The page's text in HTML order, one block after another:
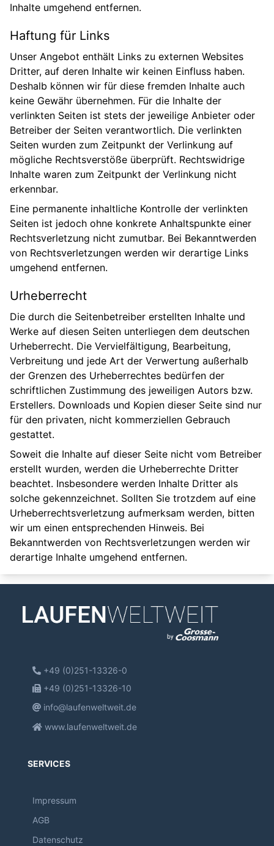
Inhalte umgehend entfernen.
Haftung für Links
Unser Angebot enthält Links zu externen Websites
Dritter, auf deren Inhalte wir keinen Einfluss haben.
Deshalb können wir für diese fremden Inhalte auch
keine Gewähr übernehmen. Für die Inhalte der
verlinkten Seiten ist stets der jeweilige Anbieter oder
Betreiber der Seiten verantwortlich. Die verlinkten
Seiten wurden zum Zeitpunkt der Verlinkung auf
mögliche Rechtsverstöße überprüft. Rechtswidrige
Inhalte waren zum Zeitpunkt der Verlinkung nicht
erkennbar.
Eine permanente inhaltliche Kontrolle der verlinkten
Seiten ist jedoch ohne konkrete Anhaltspunkte einer
Rechtsverletzung nicht zumutbar. Bei Bekanntwerden
von Rechtsverletzungen werden wir derartige Links
umgehend entfernen.
Urheberrecht
Die durch die Seitenbetreiber erstellten Inhalte und
Werke auf diesen Seiten unterliegen dem deutschen
Urheberrecht. Die Vervielfältigung, Bearbeitung,
Verbreitung und jede Art der Verwertung außerhalb
der Grenzen des Urheberrechtes bedürfen der
schriftlichen Zustimmung des jeweiligen Autors bzw.
Erstellers. Downloads und Kopien dieser Seite sind nur
für den privaten, nicht kommerziellen Gebrauch
gestattet.
Soweit die Inhalte auf dieser Seite nicht vom Betreiber
erstellt wurden, werden die Urheberrechte Dritter
beachtet. Insbesondere werden Inhalte Dritter als
solche gekennzeichnet. Sollten Sie trotzdem auf eine
Urheberrechtsverletzung aufmerksam werden, bitten
wir um einen entsprechenden Hinweis. Bei
Bekanntwerden von Rechtsverletzungen werden wir
derartige Inhalte umgehend entfernen.
+49 (0)251-13326-0
+49 (0)251-13326-10
info@laufenweltweit.de
www.laufenweltweit.de
SERVICES
Impressum
AGB
Datenschutz